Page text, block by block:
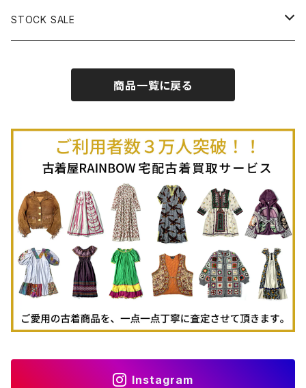
古着オーバーオール
古着半袖Ｔシャツ
古着キャミソール
古着ポロシャツ
古着長袖ポロシャツ
古着スウェット
古着パーカー
古着タンクトップ
古着ニットアウター
古着ヘビージャケット
古着羽織り
古着膝丈スカート (丈56-75cm)
古着ミニ丈スカート (丈56-75cm)
古着ロング丈パンツ
STOCK SALE
Autumn / Winter
商品一覧に戻る
Instagram